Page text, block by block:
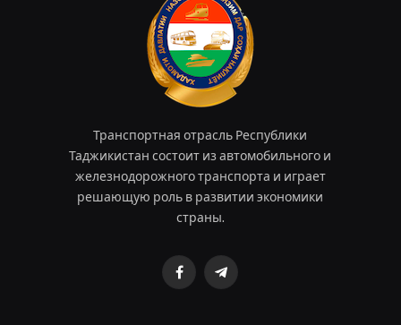
Транспортная отрасль Республики
Таджикистан состоит из автомобильного и
железнодорожного транспорта и играет
решающую роль в развитии экономики
страны.
FacebookTelegram